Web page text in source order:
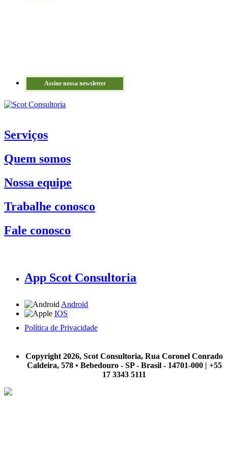
Assine nossa newsletter
Serviços
Quem somos
Nossa equipe
Trabalhe conosco
Fale conosco
App Scot Consultoria
Android
IOS
Política de Privacidade
Copyright 2026, Scot Consultoria, Rua Coronel Conrado
Caldeira, 578 • Bebedouro - SP - Brasil - 14701-000 | +55
17 3343 5111